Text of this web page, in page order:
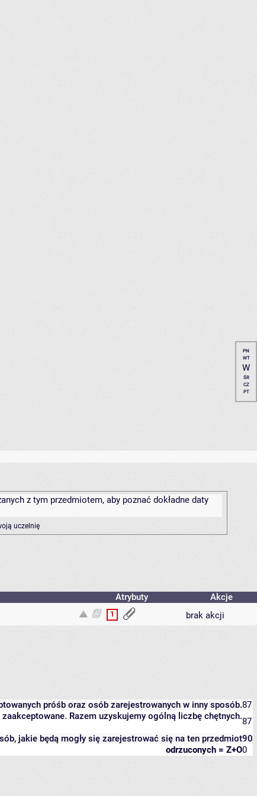
PN
WT
W
ŚR
CZ
PT
z tym przedmiotem, aby poznać dokładne daty
uczelnię
Atrybuty
Akcje
1 brak akcji
próśb oraz osób zarejestrowanych w inny sposób.87
Razem uzyskujemy ogólną liczbę chętnych.87
jakie będą mogły się zarejestrować się na ten przedmiot90
odrzuconych = Z+O0